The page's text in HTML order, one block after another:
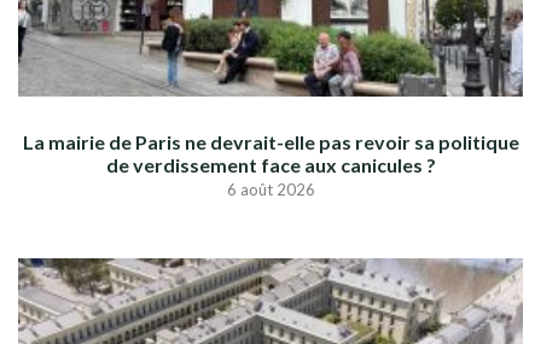
La mairie de Paris ne devrait-elle pas revoir sa politique
de verdissement face aux canicules ?
6 août 2026